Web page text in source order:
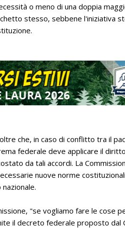
o meno di una doppia
stesso, sebbene l'iniziativa
che, in caso di conflitto tra il
federale deve applicare il
da tali accordi. La
nuove norme
"se vogliamo fare le cose
il decreto federale proposto dal